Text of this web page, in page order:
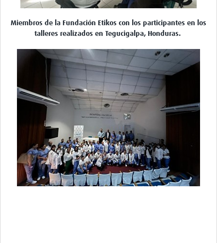
Miembros de la Fundación Etikos con los participantes en los
talleres realizados en Tegucigalpa, Honduras.